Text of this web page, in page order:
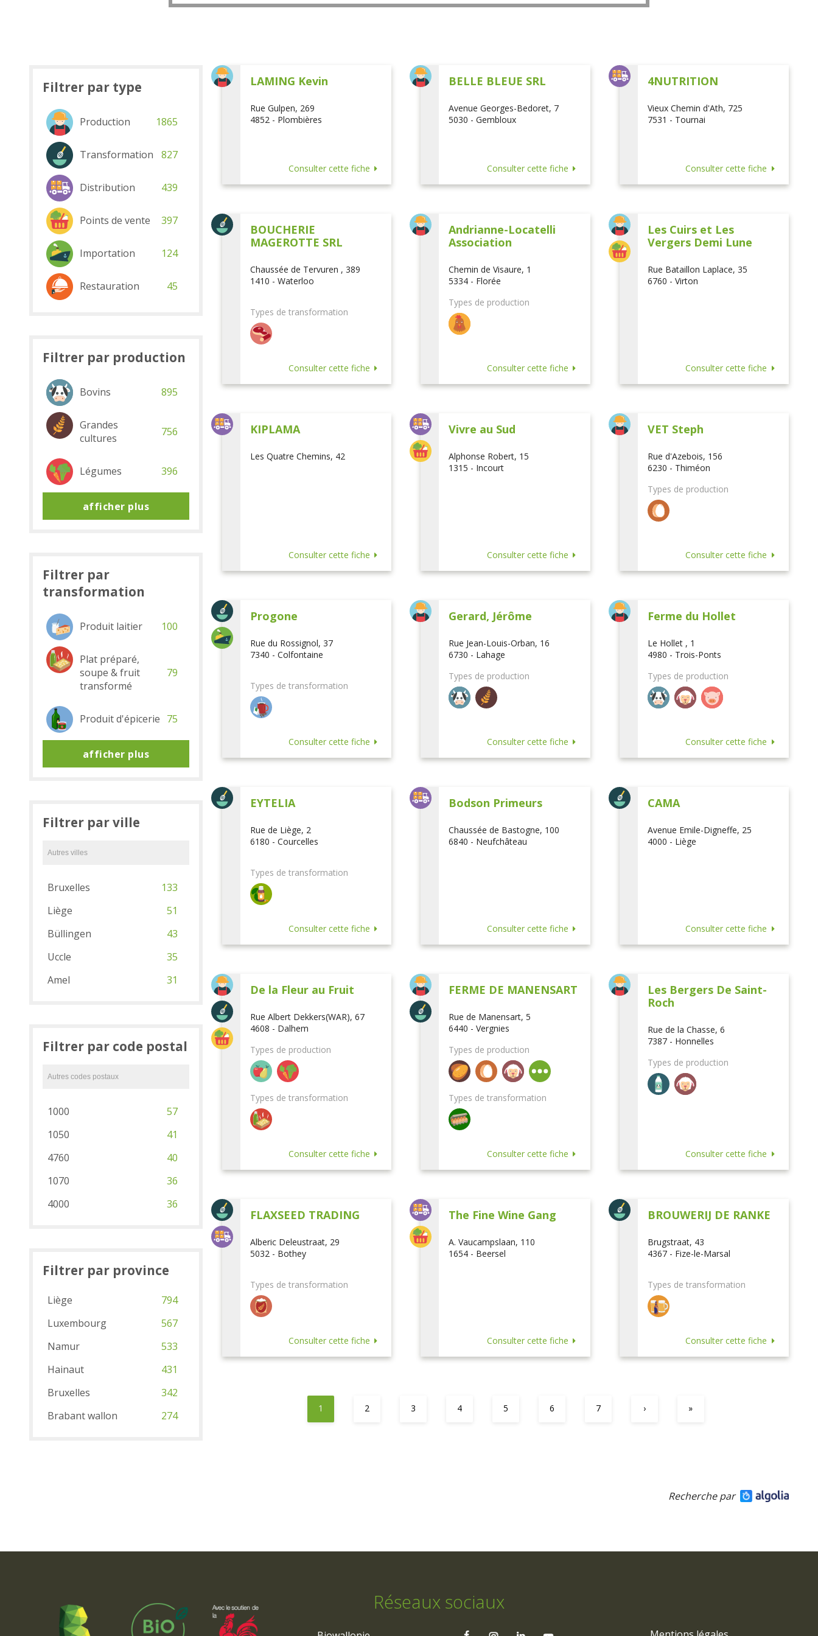
LAMING Kevin
Rue Gulpen, 269
4852 - Plombières
Consulter cette fiche
BELLE BLEUE SRL
Avenue Georges-Bedoret, 7
5030 - Gembloux
Consulter cette fiche
4NUTRITION
Vieux Chemin d'Ath, 725
7531 - Tournai
Consulter cette fiche
BOUCHERIE
MAGEROTTE SRL
Chaussée de Tervuren , 389
1410 - Waterloo
Types de transformation
Consulter cette fiche
Andrianne-Locatelli
Association
Chemin de Visaure, 1
5334 - Florée
Types de production
Consulter cette fiche
Les Cuirs et Les
Vergers Demi Lune
Rue Bataillon Laplace, 35
6760 - Virton
Consulter cette fiche
KIPLAMA
Les Quatre Chemins, 42
Consulter cette fiche
Vivre au Sud
Alphonse Robert, 15
1315 - Incourt
Consulter cette fiche
VET Steph
Rue d'Azebois, 156
6230 - Thiméon
Types de production
Consulter cette fiche
Progone
Rue du Rossignol, 37
7340 - Colfontaine
Types de transformation
Consulter cette fiche
Gerard, Jérôme
Rue Jean-Louis-Orban, 16
6730 - Lahage
Types de production
Consulter cette fiche
Ferme du Hollet
Le Hollet , 1
4980 - Trois-Ponts
Types de production
Consulter cette fiche
EYTELIA
Rue de Liège, 2
6180 - Courcelles
Types de transformation
Consulter cette fiche
Bodson Primeurs
Chaussée de Bastogne, 100
6840 - Neufchâteau
Consulter cette fiche
CAMA
Avenue Emile-Digneffe, 25
4000 - Liège
Consulter cette fiche
De la Fleur au Fruit
Rue Albert Dekkers(WAR), 67
4608 - Dalhem
Types de production
Types de transformation
Consulter cette fiche
FERME DE MANENSART
Rue de Manensart, 5
6440 - Vergnies
Types de production
Types de transformation
Consulter cette fiche
Les Bergers De Saint-
Roch
Rue de la Chasse, 6
7387 - Honnelles
Types de production
Consulter cette fiche
FLAXSEED TRADING
Alberic Deleustraat, 29
5032 - Bothey
Types de transformation
Consulter cette fiche
The Fine Wine Gang
A. Vaucampslaan, 110
1654 - Beersel
Consulter cette fiche
BROUWERIJ DE RANKE
Brugstraat, 43
4367 - Fize-le-Marsal
Types de transformation
Consulter cette fiche
1 2 3 4 5 6 7 › »
Filtrer par type
Production 1865
Transformation 827
Distribution 439
Points de vente 397
Importation 124
Restauration 45
Filtrer par production
Bovins 895
Grandes
cultures
756
Légumes 396
afficher plus
Filtrer par
transformation
Produit laitier 100
Plat préparé,
soupe & fruit
transformé
79
Produit d'épicerie 75
afficher plus
Filtrer par ville
Bruxelles
133
Liège
51
Büllingen
43
Uccle
35
Amel
31
Filtrer par code postal
1000
57
1050
41
4760
40
1070
36
4000
36
Filtrer par province
Liège
794
Luxembourg
567
Namur
533
Hainaut
431
Bruxelles
342
Brabant wallon
274
Recherche par
Réseaux sociaux